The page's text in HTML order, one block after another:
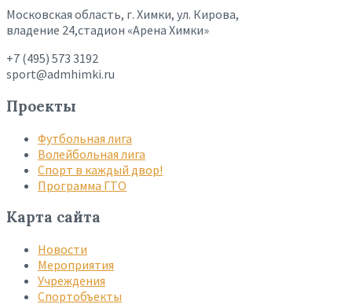
Московская область, г. Химки, ул. Кирова,
владение 24,стадион «Арена Химки»
+7 (495) 573 3192
sport@admhimki.ru
Проекты
Футбольная лига
Волейбольная лига
Спорт в каждый двор!
Программа ГТО
Карта сайта
Новости
Мероприятия
Учреждения
Спортобъекты